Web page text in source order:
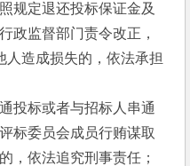
规定退还投标保证金及
政监督部门责令改正，
人造成损失的，依法承担
投标或者与招标人串通
标委员会成员行贿谋取
，依法追究刑事责任；